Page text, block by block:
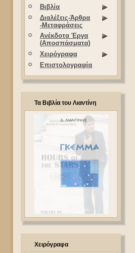
Βιβλία
Διαλέξεις-Άρθρα
-Μεταφράσεις
Ανέκδοτα Έργα
(Αποσπάσματα)
Χειρόγραφα
Επιστολογραφία
Τα Βιβλία του Λιαντίνη
Χειρόγραφα